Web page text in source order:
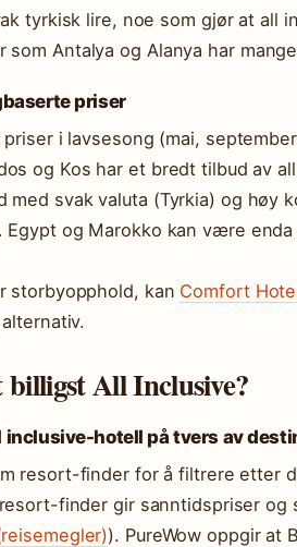
tyrkisk lire, noe som gjør at all
som Antalya og Alanya har
priser
priser i lavsesong (mai,
og Kos har et bredt tilbud av
med svak valuta (Tyrkia) og høy
Egypt og Marokko kan være
storbyopphold, kan Comfort
All Inclusive?
inclusive-hotell på tvers av
resort-finder for å filtrere etter
finder gir sanntidspriser
). PureWow oppgir at